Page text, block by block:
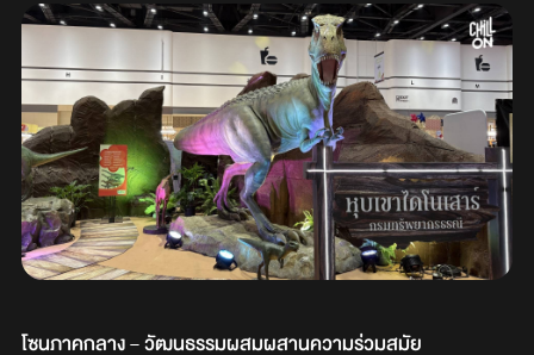
โซนภาคกลาง – วัฒนธรรมผสมผสานความร่วมสมัย